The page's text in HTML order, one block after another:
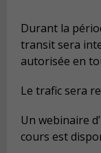
Durant la
transit sera
autorisée en
Le trafic sera
Un webinaire
cours est